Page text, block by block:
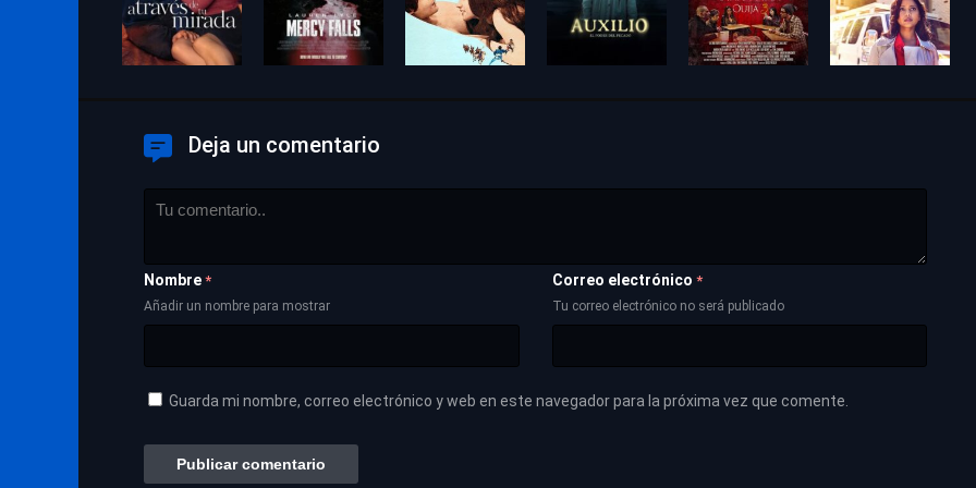
Deja un comentario
Nombre *
Añadir un nombre para mostrar
Correo electrónico *
Tu correo electrónico no será publicado
Guarda mi nombre, correo electrónico y web en este navegador para la próxima vez que comente.